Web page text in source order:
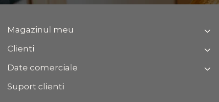
Magazinul meu
Clienti
Date comerciale
Suport clienti